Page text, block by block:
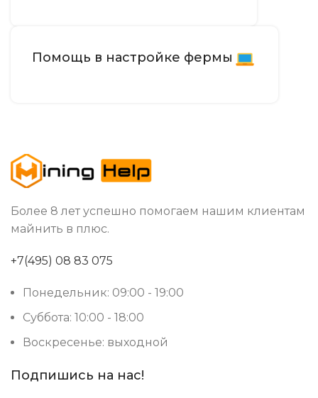
Помощь в настройке фермы
Более 8 лет успешно помогаем нашим клиентам
майнить в плюс.
+7(495) 08 83 075
Понедельник: 09:00 - 19:00
Суббота: 10:00 - 18:00
Воскресенье: выходной
Подпишись на нас!